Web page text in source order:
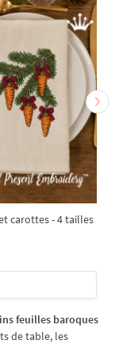
carottes - 4 tailles
feuilles baroques
de table, les